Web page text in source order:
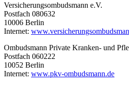
Versicherungsombudsmann e.V.
Postfach 080632
10006 Berlin
Internet:
Ombudsmann Private Kranken- und
Postfach 060222
10052 Berlin
Internet: www.pkv-ombudsmann.de